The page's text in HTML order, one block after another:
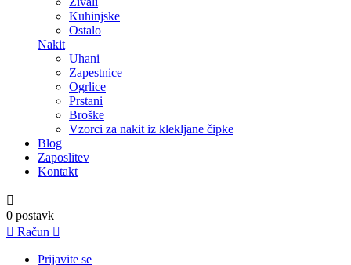
Kuhinjske
Ostalo
Nakit
Uhani
Zapestnice
Ogrlice
Prstani
Broške
Vzorci za nakit iz klekljane čipke
Blog
Zaposlitev
Kontakt

0 postavk
 Račun 
Prijavite se